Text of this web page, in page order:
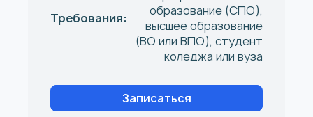
Требования:
образование (СПО),
высшее образование
(ВО или ВПО), студент
коледжа или вуза
Записаться